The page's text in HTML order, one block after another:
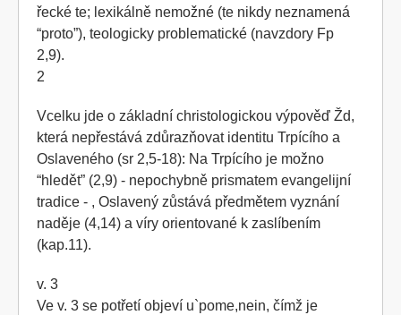
řecké te; lexikálně nemožné (te nikdy neznamená
“proto”), teologicky problematické (navzdory Fp
2,9).
2
Vcelku jde o základní christologickou výpověď Žd,
která nepřestává zdůrazňovat identitu Trpícího a
Oslaveného (sr 2,5-18): Na Trpícího je možno
“hledět” (2,9) - nepochybně prismatem evangelijní
tradice - , Oslavený zůstává předmětem vyznání
naděje (4,14) a víry orientované k zaslíbením
(kap.11).
v. 3
Ve v. 3 se potřetí objeví u`pome,nein, čímž je